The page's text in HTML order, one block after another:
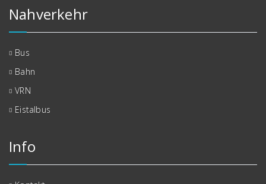
Nahverkehr
Bus
Bahn
VRN
Eistalbus
Info